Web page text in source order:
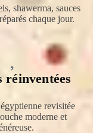
shawerma, sauces
chaque jour.
réinventées
revisitée
moderne et